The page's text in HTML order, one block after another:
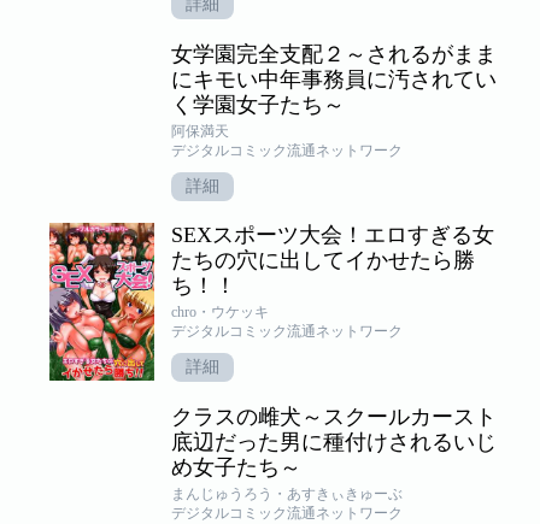
詳細
女学園完全支配２～されるがまま
にキモい中年事務員に汚されてい
く学園女子たち～
阿保満天
デジタルコミック流通ネットワーク
詳細
SEXスポーツ大会！エロすぎる女
たちの穴に出してイかせたら勝
ち！！
chro・ウケッキ
デジタルコミック流通ネットワーク
詳細
クラスの雌犬～スクールカースト
底辺だった男に種付けされるいじ
め女子たち～
まんじゅうろう・あすきぃきゅーぶ
デジタルコミック流通ネットワーク